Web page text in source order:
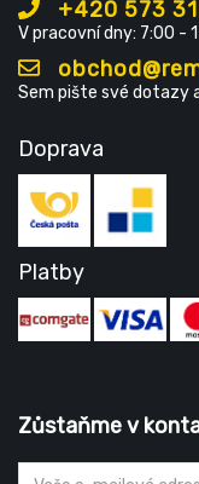
+420 573
V pracovní dny: 7:00 -
Sem pište své dotazy
Doprava
Platby
Zůstaňme v